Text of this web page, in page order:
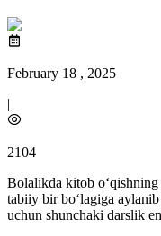
February 18 , 2025
|
2104
Bolalikda kitob o‘qishning
tabiiy bir bo‘lagiga
uchun shunchaki darslik